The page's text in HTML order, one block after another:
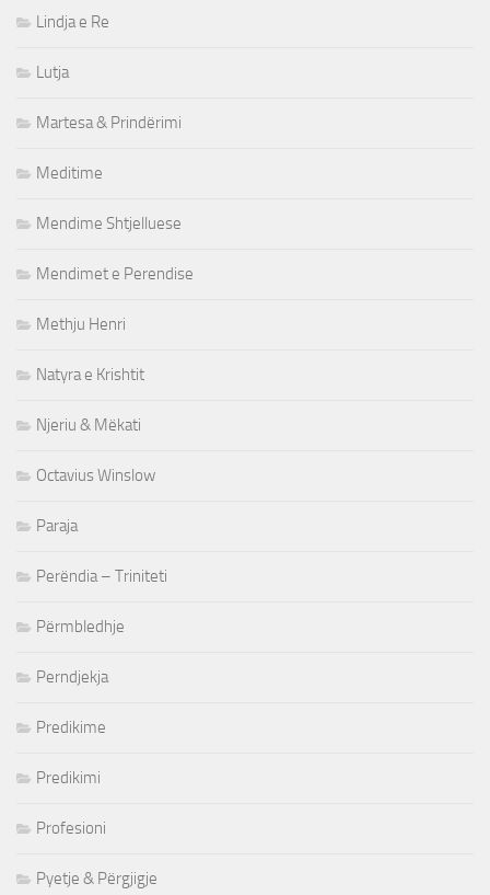
Lindja e Re
Lutja
Martesa & Prindërimi
Meditime
Mendime Shtjelluese
Mendimet e Perendise
Methju Henri
Natyra e Krishtit
Njeriu & Mëkati
Octavius Winslow
Paraja
Perëndia – Triniteti
Përmbledhje
Perndjekja
Predikime
Predikimi
Profesioni
Pyetje & Përgjigje